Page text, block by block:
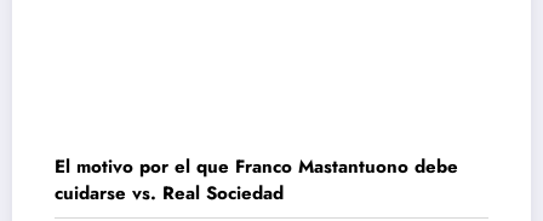
El motivo por el que Franco Mastantuono debe
cuidarse vs. Real Sociedad